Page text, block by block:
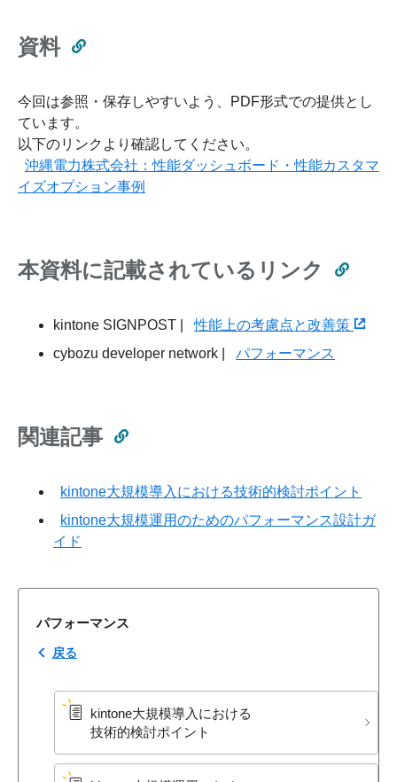
パフォーマンス
戻る
kintone大規模導入に​おける​
技術的検討ポイント
資料
今回は参照・保存しやすいよう、PDF形式での提供とし
ています。
以下のリンクより確認してください。
沖縄電力株式会社：性能ダッシュボード・性能カスタマ
イズオプション事例
本資料に記載されているリンク
kintone SIGNPOST |
性能上の考慮点と改善策
cybozu developer network |
パフォーマンス
関連記事
kintone大規模導入における技術的検討ポイント
kintone大規模運用のためのパフォーマンス設計ガ
イド